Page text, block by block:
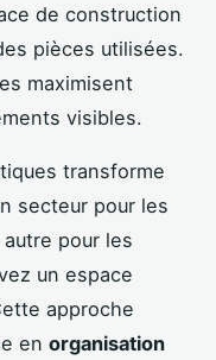
de construction
pièces utilisées.
maximisent
visibles.
transforme
secteur pour les
pour les
un espace
approche
en organisation